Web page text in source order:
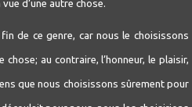
d’une autre chose.
de ce genre, car nous le choisissons
au contraire, l’honneur, le plaisir,
que nous choisissons sûrement pour